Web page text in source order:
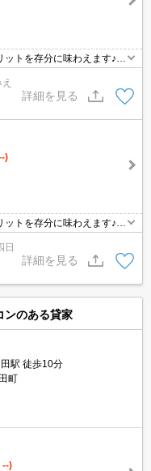
トを存分に味わえます♪開
おしゃれで人気のカウンタ
詳細を見る
)
トを存分に味わえます♪開
おしゃれで人気のカウンタ
日
詳細を見る
ンのある貸家
駅 徒歩10分
町
--)